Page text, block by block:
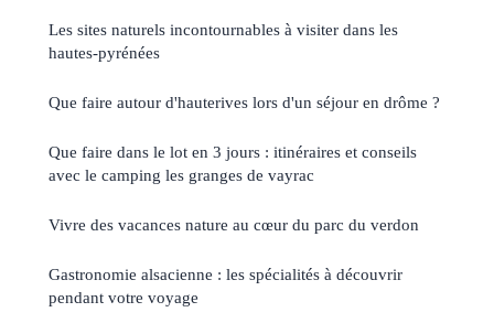
Les sites naturels incontournables à visiter dans les
hautes-pyrénées
Que faire autour d'hauterives lors d'un séjour en drôme ?
Que faire dans le lot en 3 jours : itinéraires et conseils
avec le camping les granges de vayrac
Vivre des vacances nature au cœur du parc du verdon
Gastronomie alsacienne : les spécialités à découvrir
pendant votre voyage